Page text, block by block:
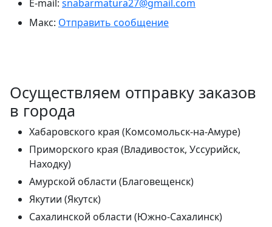
E-mail: snabarmatura27@gmail.com
Макс: Отправить сообщение
Осуществляем отправку заказов
в города
Хабаровского края (Комсомольск-на-Амуре)
Приморского края (Владивосток, Уссурийск,
Находку)
Амурской области (Благовещенск)
Якутии (Якутск)
Сахалинской области (Южно-Сахалинск)